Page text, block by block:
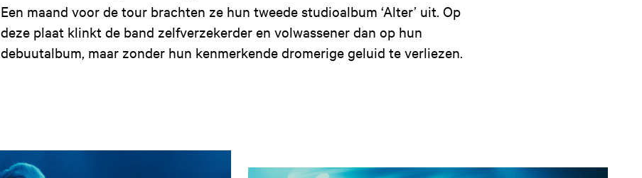
Een maand voor de tour brachten ze hun tweede studioalbum ‘Alter’ uit. Op
deze plaat klinkt de band zelfverzekerder en volwassener dan op hun
debuutalbum, maar zonder hun kenmerkende dromerige geluid te verliezen.